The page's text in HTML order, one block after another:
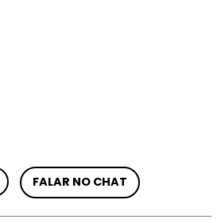
FALAR NO CHAT